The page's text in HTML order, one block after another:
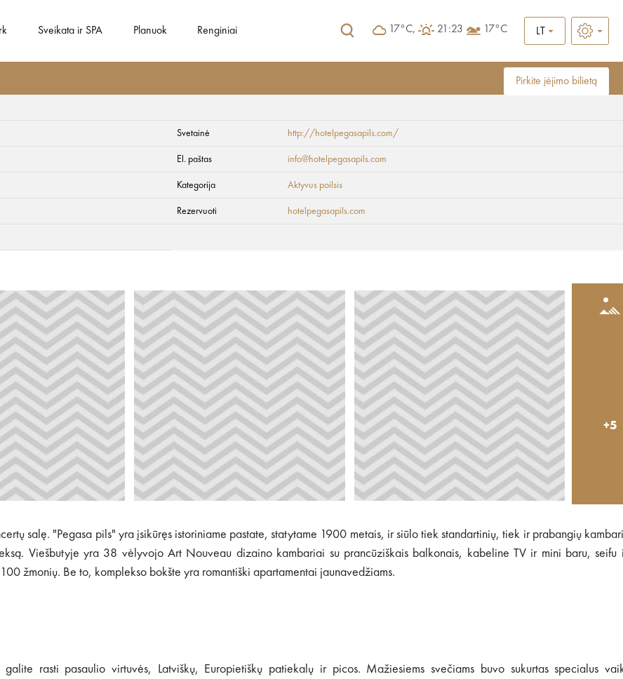
Sveikata ir SPA Planuok Renginiai 17°C, 21:23 17°C LT
Pirkite įėjimo bilietą
Svetainė http://hotelpegasapils.com/
El. paštas info@hotelpegasapils.com
Kategorija Aktyvus poilsis
Rezervuoti hotelpegasapils.com
+5
salę. "Pegasa pils" yra įsikūręs istoriniame pastate, statytame 1900 metais, ir siūlo tiek standartinių, tiek ir prabangių
Viešbutyje yra 38 vėlyvojo Art Nouveau dizaino kambariai su prancūziškais balkonais, kabeline TV ir mini baru, seifu
žmonių. Be to, komplekso bokšte yra romantiški apartamentai jaunavedžiams.
rasti pasaulio virtuvės, Latviškų, Europietiškų patiekalų ir picos. Mažiesiems svečiams buvo sukurtas specialus